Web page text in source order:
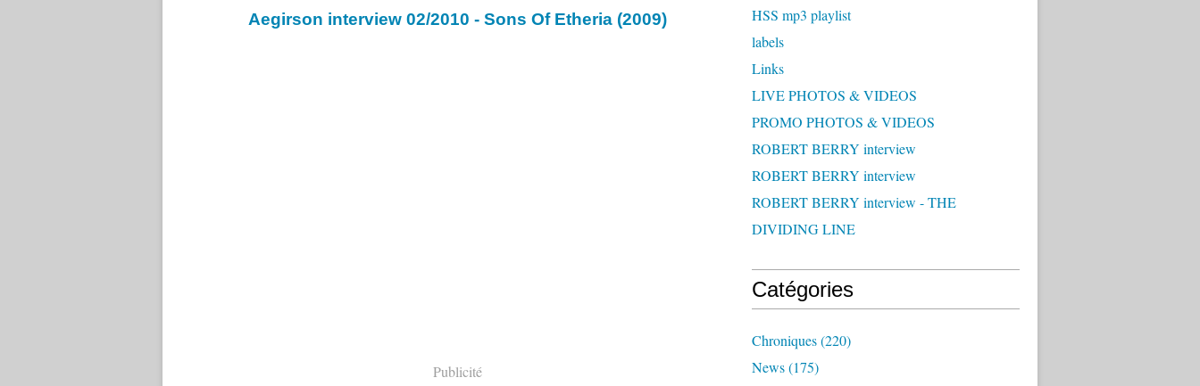
Aegirson interview 02/2010 - Sons Of Etheria (2009)
Publicité
HSS mp3 playlist
labels
Links
LIVE PHOTOS & VIDEOS
PROMO PHOTOS & VIDEOS
ROBERT BERRY interview
ROBERT BERRY interview
ROBERT BERRY interview - THE
DIVIDING LINE
Catégories
Chroniques(220)
News(175)